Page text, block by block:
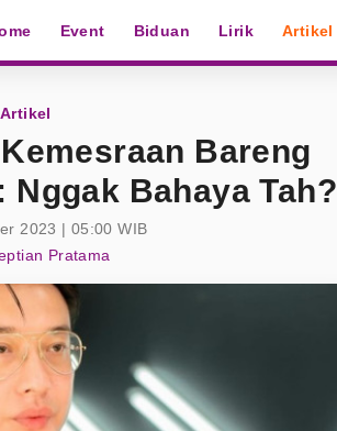
Event Biduan Lirik Artikel
Artikel
Bareng
Bahaya Tah?
2023 | 05:00 WIB
Pratama